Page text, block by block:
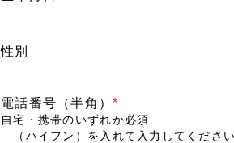
性別
電話番号（半角）*
自宅・携帯のいずれか必須
―（ハイフン）を入れて入力してください